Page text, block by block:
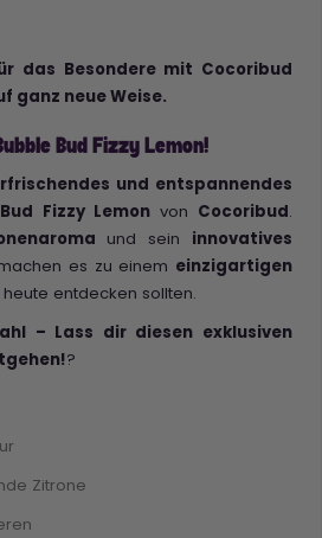
das Besondere mit Cocoribud
ganz neue Weise.
Bud Fizzy Lemon!
und entspannendes
Fizzy Lemonvon Cocoribud.
und sein innovatives
es zu einem einzigartigen
entdecken sollten.
– Lass dir diesen exklusiven
?
Zitrone